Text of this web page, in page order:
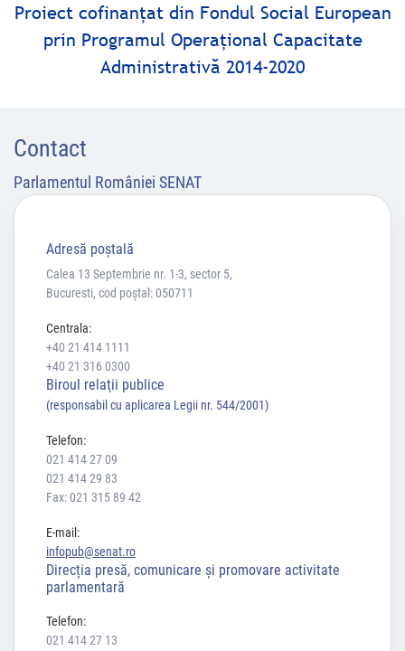
Proiect cofinanţat din Fondul Social European
prin Programul Operaţional Capacitate
Administrativă 2014-2020
Contact
Parlamentul României SENAT
Adresă poştală
Calea 13 Septembrie nr. 1-3, sector 5,
Bucuresti, cod poștal: 050711
Centrala:
+40 21 414 1111
+40 21 316 0300
Biroul relaţii publice
(responsabil cu aplicarea Legii nr. 544/2001)
Telefon:
021 414 27 09
021 414 29 83
Fax: 021 315 89 42
E-mail:
infopub@senat.ro
Direcția presă, comunicare și promovare activitate
parlamentară
Telefon:
021 414 27 13